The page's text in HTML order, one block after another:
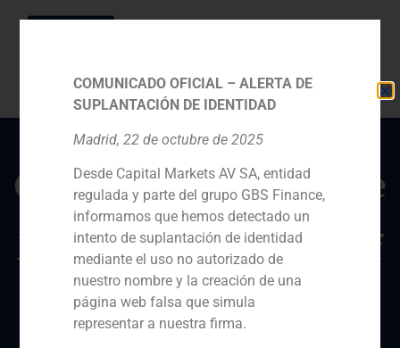
GBS Finance, ganador de
los premios Finance
Monthly Deal Makers of
the Year 2013
COMUNICADO OFICIAL – ALERTA DE
SUPLANTACIÓN DE IDENTIDAD
Madrid, 22 de octubre de 2025
Desde Capital Markets AV SA, entidad
regulada y parte del grupo GBS Finance,
informamos que hemos detectado un
intento de suplantación de identidad
mediante el uso no autorizado de
nuestro nombre y la creación de una
página web falsa que simula
representar a nuestra firma.